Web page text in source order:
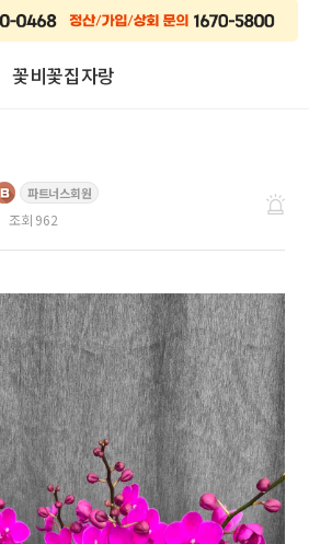
꽃비꽃집자랑
파트너스회원
조회 962